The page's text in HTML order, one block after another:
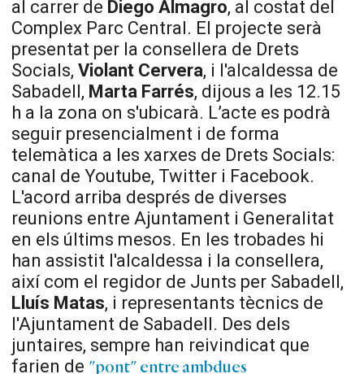
al carrer de Diego Almagro, al costat del
Complex Parc Central. El projecte serà
presentat per la consellera de Drets
Socials,Violant Cervera, i l'alcaldessa de
Sabadell, Marta Farrés, dijous a les 12.15
h a la zona on s'ubicarà. L’acte es podrà
seguir presencialment i de forma
telemàtica a les xarxes de Drets Socials:
canal de Youtube, Twitter i Facebook.
L'acord arriba després de diverses
reunions entre Ajuntament i Generalitat
en els últims mesos. En les trobades hi
han assistit l'alcaldessa i la consellera,
així com el regidor de Junts per Sabadell,
Lluís Matas, i representants tècnics de
l'Ajuntament de Sabadell. Des dels
juntaires, sempre han reivindicat que
farien de "pont" entre ambdues